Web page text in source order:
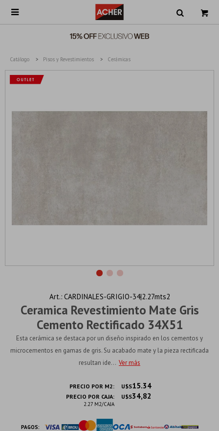

Catálogo Pisos y Revestimientos Cerámicas
Ceramica Revestimiento Mate Gris
Cemento Rectificado 34X51
CARDINALES-GRIGIO-34|2.27mts2
Esta cerámica se destaca por un diseño inspirado en los cementos y
microcementos en gamas de gris. Su acabado mate y la pieza rectificada
resultan ide... Ver más
PRECIO POR M2: U$S15.34
PRECIO POR CAJA:
2.27 M2/CAJA
U$S34,82
PAGOS: